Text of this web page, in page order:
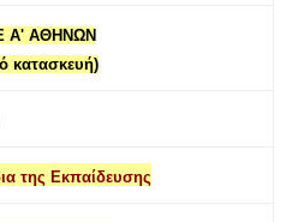
Α' ΑΘΗΝΩΝ
κατασκευή)
της Εκπαίδευσης